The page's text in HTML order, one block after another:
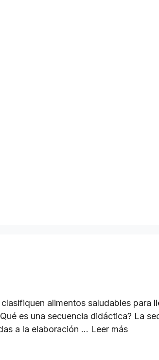
alimentos saludables para
es una secuencia didáctica? La
a la elaboración … Leer más